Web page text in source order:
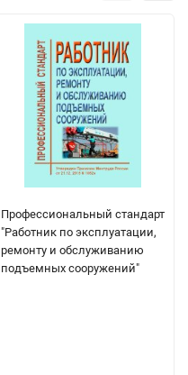
Профессиональный стандарт
"Работник по эксплуатации,
ремонту и обслуживанию
подъемных сооружений"